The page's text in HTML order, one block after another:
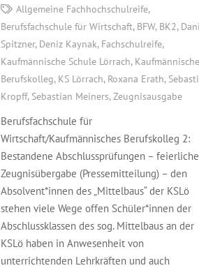
Allgemeine Fachhochschulreife,
Berufsfachschule für Wirtschaft, BFW, BK2,
Spitzner, Deniz Kaynak, Fachschulreife,
Kaufmännische Schule Lörrach,
Berufskolleg, KS Lörrach, Roxana Erath,
Kropff, Sebastian Meiners, Zeugnisausgabe
Berufsfachschule für
Wirtschaft/Kaufmännisches Berufskolleg 2:
Bestandene Abschlussprüfungen – feierliche
Zeugnisübergabe (Pressemitteilung) – den
Absolvent*innen des „Mittelbaus“ der KSLö
stehen viele Wege offen Schüler*innen der
Abschlussklassen des sog. Mittelbaus an der
KSLö haben in Anwesenheit von
unterrichtenden Lehrkräften und auch